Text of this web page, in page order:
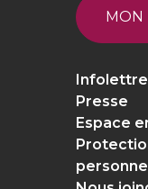
MON
Presse
Espace